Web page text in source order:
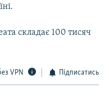
складає 100 тисяч
VPN Підписатись